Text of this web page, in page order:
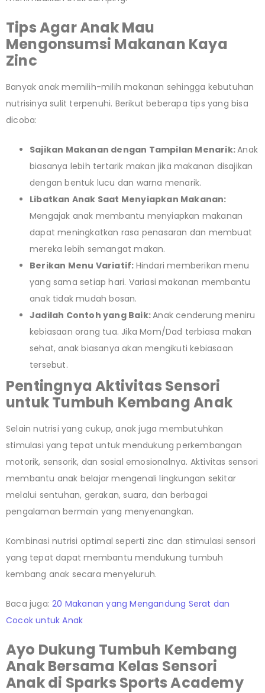
Tips Agar Anak Mau
Mengonsumsi Makanan Kaya
Zinc
Banyak anak memilih-milih makanan sehingga kebutuhan
nutrisinya sulit terpenuhi. Berikut beberapa tips yang bisa
dicoba:
Sajikan Makanan dengan Tampilan Menarik:Anak
biasanya lebih tertarik makan jika makanan disajikan
dengan bentuk lucu dan warna menarik.
Libatkan Anak Saat Menyiapkan Makanan:
Mengajak anak membantu menyiapkan makanan
dapat meningkatkan rasa penasaran dan membuat
mereka lebih semangat makan.
Berikan Menu Variatif: Hindari memberikan menu
yang sama setiap hari. Variasi makanan membantu
anak tidak mudah bosan.
Jadilah Contoh yang Baik:Anak cenderung meniru
kebiasaan orang tua. Jika Mom/Dad terbiasa makan
sehat, anak biasanya akan mengikuti kebiasaan
tersebut.
Pentingnya Aktivitas Sensori
untuk Tumbuh Kembang Anak
Selain nutrisi yang cukup, anak juga membutuhkan
stimulasi yang tepat untuk mendukung perkembangan
motorik, sensorik, dan sosial emosionalnya. Aktivitas sensori
membantu anak belajar mengenali lingkungan sekitar
melalui sentuhan, gerakan, suara, dan berbagai
pengalaman bermain yang menyenangkan.
Kombinasi nutrisi optimal seperti zinc dan stimulasi sensori
yang tepat dapat membantu mendukung tumbuh
kembang anak secara menyeluruh.
Baca juga:20 Makanan yang Mengandung Serat dan
Cocok untuk Anak
Ayo Dukung Tumbuh Kembang
Anak Bersama Kelas Sensori
Anak di Sparks Sports Academy